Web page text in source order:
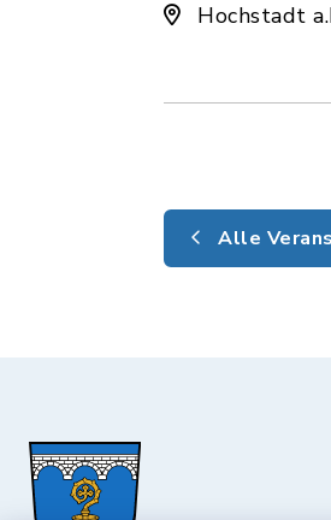
Hochstadt
Alle